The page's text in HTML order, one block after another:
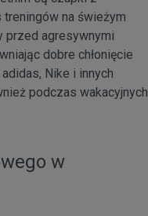
na świeżym
przed agresywnymi
dobre chłonięcie
Nike i innych
podczas wakacyjnych
w